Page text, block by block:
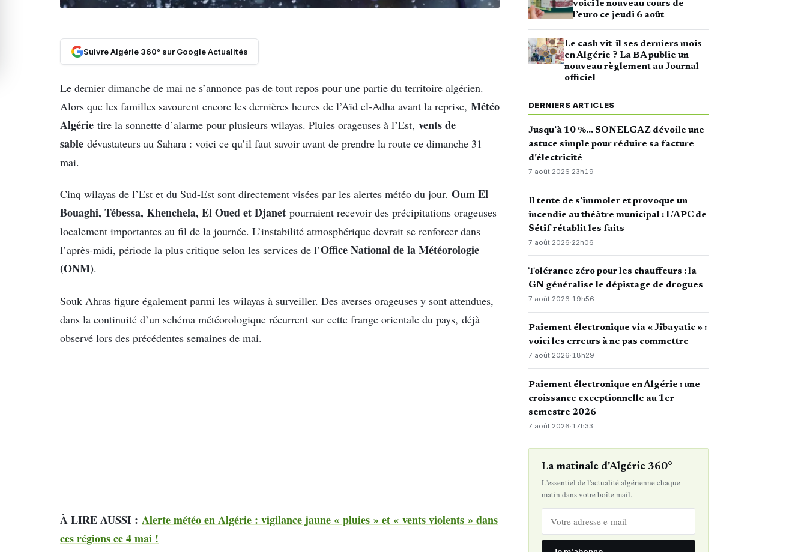
Suivre Algérie 360° sur Google Actualités
Le dernier dimanche de mai ne s’annonce pas de tout repos pour une partie du territoire algérien.
Alors que les familles savourent encore les dernières heures de l’Aïd el-Adha avant la reprise, Météo
Algérie tire la sonnette d’alarme pour plusieurs wilayas. Pluies orageuses à l’Est, vents de
sable dévastateurs au Sahara : voici ce qu’il faut savoir avant de prendre la route ce dimanche 31
mai.
Cinq wilayas de l’Est et du Sud-Est sont directement visées par les alertes météo du jour. Oum El
Bouaghi, Tébessa, Khenchela, El Oued et Djanet pourraient recevoir des précipitations orageuses
localement importantes au fil de la journée. L’instabilité atmosphérique devrait se renforcer dans
l’après-midi, période la plus critique selon les services de l’Office National de la Météorologie
(ONM).
Souk Ahras figure également parmi les wilayas à surveiller. Des averses orageuses y sont attendues,
dans la continuité d’un schéma météorologique récurrent sur cette frange orientale du pays, déjà
observé lors des précédentes semaines de mai.
À LIRE AUSSI : Alerte météo en Algérie : vigilance jaune « pluies » et « vents violents » dans
ces régions ce 4 mai !
voici le nouveau cours de
l’euro ce jeudi 6 août
Le cash vit-il ses derniers mois
en Algérie ? La BA publie un
nouveau règlement au Journal
officiel
DERNIERS ARTICLES
Jusqu’à 10 %… SONELGAZ dévoile une
astuce simple pour réduire sa facture
d’électricité
7 août 2026·23h19
Il tente de s’immoler et provoque un
incendie au théâtre municipal : L’APC de
Sétif rétablit les faits
7 août 2026·22h06
Tolérance zéro pour les chauffeurs : la
GN généralise le dépistage de drogues
7 août 2026·19h56
Paiement électronique via « Jibayatic » :
voici les erreurs à ne pas commettre
7 août 2026·18h29
Paiement électronique en Algérie : une
croissance exceptionnelle au 1er
semestre 2026
7 août 2026· 17h33
La matinale d'Algérie 360°
L'essentiel de l'actualité algérienne chaque
matin dans votre boîte mail.